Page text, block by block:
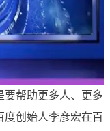
帮助更多人、更多
度创始人李彦宏在百